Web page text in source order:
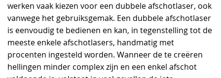
werken vaak kiezen voor een dubbele afschotlaser, ook
vanwege het gebruiksgemak. Een dubbele afschotlaser
is eenvoudig te bedienen en kan, in tegenstelling tot de
meeste enkele afschotlasers, handmatig met
procenten ingesteld worden. Wanneer de te creëren
hellingen minder complex zijn en een enkel afschot